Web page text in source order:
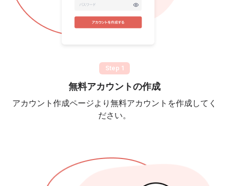
Step 1
無料アカウントの作成
アカウント作成ページより無料アカウントを作成してく
ださい。